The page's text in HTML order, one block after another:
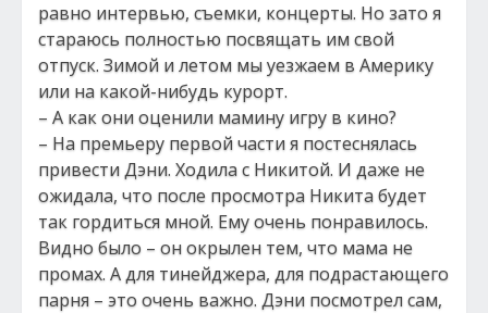
равно интервью, съемки, концерты. Но зато я
стараюсь полностью посвящать им свой
отпуск. Зимой и летом мы уезжаем в Америку
или на какой-нибудь курорт.
– А как они оценили мамину игру в кино?
– На премьеру первой части я постеснялась
привести Дэни. Ходила с Никитой. И даже не
ожидала, что после просмотра Никита будет
так гордиться мной. Ему очень понравилось.
Видно было – он окрылен тем, что мама не
промах. А для тинейджера, для подрастающего
парня – это очень важно. Дэни посмотрел сам,